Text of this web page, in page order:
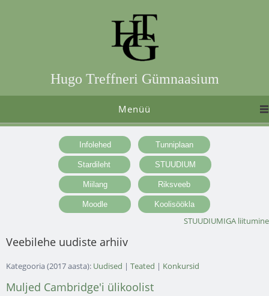
Hugo Treffneri Gümnaasium
Menüü
STUUDIUMIGA liitumine
Veebilehe uudiste arhiiv
Kategooria (2017 aasta): Uudised | Teated | Konkursid
Muljed Cambridge'i ülikoolist